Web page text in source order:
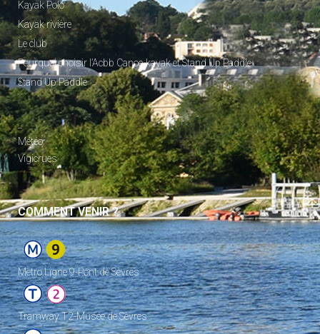
Kayak Polo
Kayak rivière
Le club
Pourquoi choisir l’Acbb Canoe-kayak et Stand Up Paddle
Stand Up Paddle
_
Météo
Vigicrues
COMMENT VENIR ?
Metro Ligne 9-Pont de Sèvres
Tramway T2-Musée de Sèvres